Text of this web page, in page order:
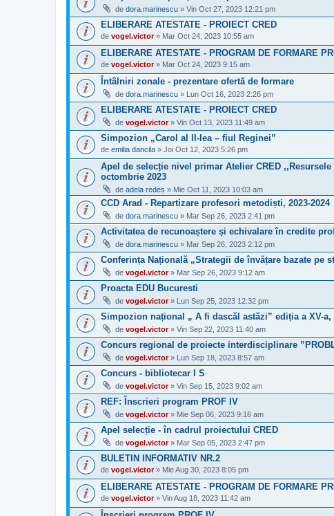
de dora.marinescu » Vin Oct 27, 2023 12:21 pm
ELIBERARE ATESTATE - PROIECT CRED
de vogel.victor» Mar Oct 24, 2023 10:55 am
ELIBERARE ATESTATE - PROGRAM DE FORMARE
de vogel.victor» Mar Oct 24, 2023 9:15 am
Întâlniri zonale - prezentare ofertă de formare
de dora.marinescu » Lun Oct 16, 2023 2:26 pm
ELIBERARE ATESTATE - PROIECT CRED
de vogel.victor» Vin Oct 13, 2023 11:49 am
Simpozion „Carol al II-lea – fiul Reginei”
de emilia dancila » Joi Oct 12, 2023 5:26 pm
Apel de selecție nivel primar Atelier CRED
octombrie 2023
de adela redes » Mie Oct 11, 2023 10:03 am
CCD Arad - Repartizare profesori metodiști, 2023-2024
de dora.marinescu » Mar Sep 26, 2023 2:41 pm
Activitatea de recunoaștere și echivalare în credite
de dora.marinescu » Mar Sep 26, 2023 2:12 pm
Conferința Națională „Strategii de învățare bazate pe
de vogel.victor» Mar Sep 26, 2023 9:12 am
Proacta EDU Bucuresti
de vogel.victor» Lun Sep 25, 2023 12:32 pm
Simpozion național „ A fi dascăl astăzi” ediția a XV-a,
de vogel.victor» Vin Sep 22, 2023 11:40 am
Concurs regional de proiecte interdisciplinare
de vogel.victor» Lun Sep 18, 2023 8:57 am
Concurs - bibliotecar I S
de vogel.victor» Vin Sep 15, 2023 9:02 am
REF: Înscrieri program PROF IV
de vogel.victor» Mie Sep 06, 2023 9:16 am
Apel selecție - în cadrul proiectului CRED
de vogel.victor» Mar Sep 05, 2023 2:47 pm
BULETIN INFORMATIV NR.2
de vogel.victor» Mie Aug 30, 2023 8:05 pm
ELIBERARE ATESTATE - PROGRAM DE FORMARE
de vogel.victor» Vin Aug 18, 2023 11:42 am